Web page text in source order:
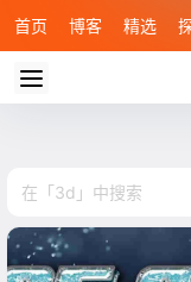
首页 博客 精选